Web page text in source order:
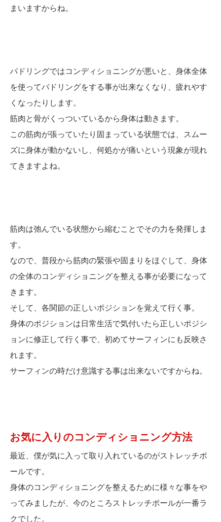
まいますからね。
パドリングではコンディショニングが悪いと、身体全体
を使ってパドリングをする事が出来なくなり、疲れやす
くなったりします。
筋肉と骨がくっついているから身体は動きます。
この筋肉が張っていたり固まっている状態では、スムー
ズに身体が動かないし、何処かが痛いという現象が現れ
てきますよね。
筋肉は弛んでいる状態から縮むことでその力を発揮しま
す。
なので、普段から筋肉の緊張や固まりをほぐして、身体
の全体のコンディショニングを整える事が必要になって
きます。
そして、各関節の正しいポジションを覚えて行く事。
身体のポジションは日常生活で気付いたら正しいポジシ
ョンに修正して行く事で、初めてサーフィンにも反映さ
れます。
サーフィンの時だけ意識する事は出来ないですからね。
お気に入りのコンディショニング方法
最近、僕が気に入って取り入れているのがストレッチポ
ールです。
身体のコンディショニングを整えるために様々な事をや
ってみましたが、今のところストレッチポールが一番ラ
クでした。